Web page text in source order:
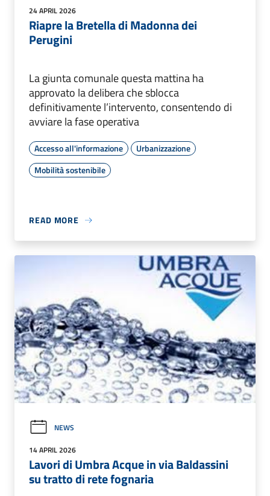
24 APRIL 2026
Riapre la Bretella di Madonna dei
Perugini
La giunta comunale questa mattina ha
approvato la delibera che sblocca
definitivamente l’intervento, consentendo di
avviare la fase operativa
Accesso all'informazione
Urbanizzazione
Mobilità sostenibile
READ MORE
NEWS
14 APRIL 2026
Lavori di Umbra Acque in via Baldassini
su tratto di rete fognaria